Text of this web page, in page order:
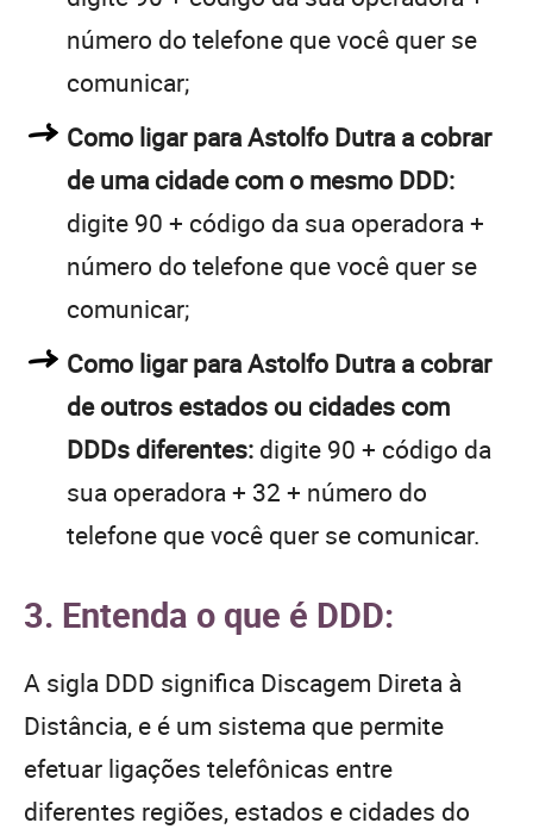
número do telefone que você quer se
comunicar;
Como ligar para Astolfo Dutra a cobrar
de uma cidade com o mesmo DDD:
digite 90 + código da sua operadora +
número do telefone que você quer se
comunicar;
Como ligar para Astolfo Dutra a cobrar
de outros estados ou cidades com
DDDs diferentes: digite 90 + código da
sua operadora + 32 + número do
telefone que você quer se comunicar.
3. Entenda o que é DDD:
A sigla DDD significa Discagem Direta à
Distância, e é um sistema que permite
efetuar ligações telefônicas entre
diferentes regiões, estados e cidades do